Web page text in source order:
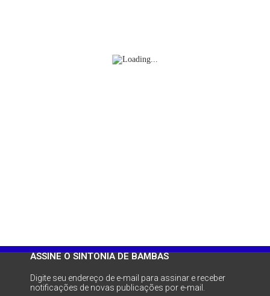
ASSINE O SINTONIA DE BAMBAS
Digite seu endereço de e-mail para assinar e receber
notificações de novas publicações por e-mail.